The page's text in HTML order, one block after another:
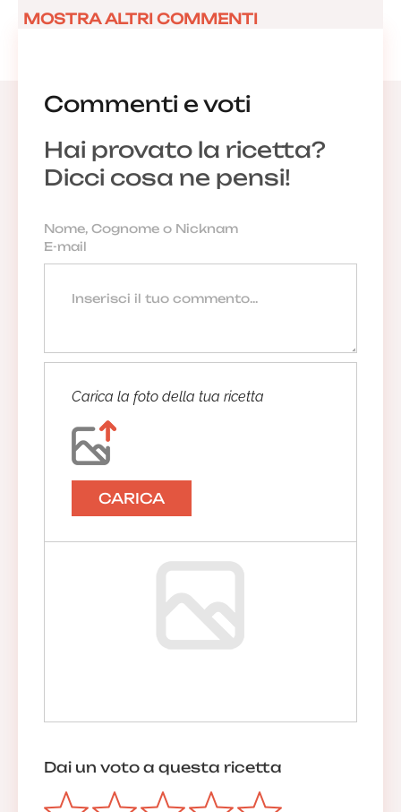
Commenti e voti
Hai provato la ricetta?
Dicci cosa ne pensi!
Carica la foto della tua ricetta
CARICA
Dai un voto a questa ricetta
MOSTRA ALTRI COMMENTI